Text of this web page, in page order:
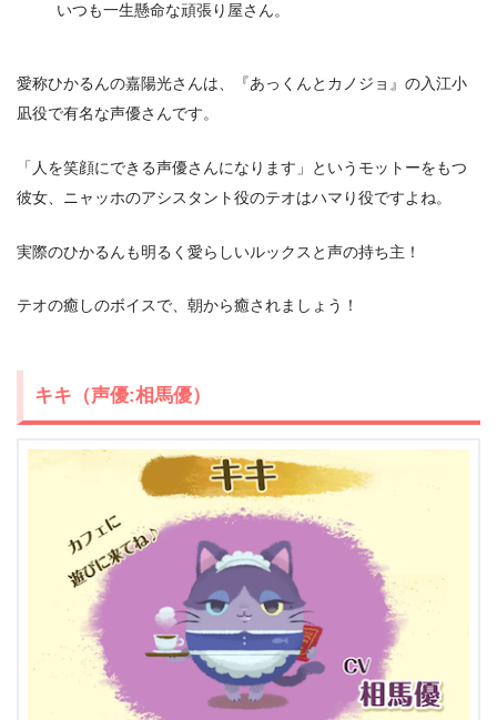
いつも一生懸命な頑張り屋さん。
愛称ひかるんの嘉陽光さんは、『あっくんとカノジョ』の入江小
凪役で有名な声優さんです。
「人を笑顔にできる声優さんになります」というモットーをもつ
彼女、ニャッホのアシスタント役のテオはハマり役ですよね。
実際のひかるんも明るく愛らしいルックスと声の持ち主！
テオの癒しのボイスで、朝から癒されましょう！
キキ（声優:相馬優）